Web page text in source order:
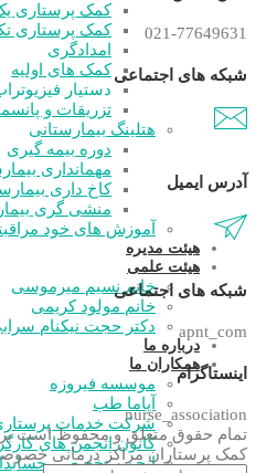
کمک پرستاری
کمک پرستاری
امدادگری
کمک های اولیه
دستیار
تزریقات و
هتلینگ بیمارستانی
دوره بیمه گیری
مهمانداری
کاخ داری
منشی گری
آموزش های خود
هیئت مدیره
هیئت علمی
خانم نسیم میرموسی
خانم مولود کریمی
دکتر حجت نیکنام
درباره ما
همکاران ما
موسسه فیروزه
آپاما طب
شرکت خدمات
کانون انجمن های
انجمن تخصصی
021-77649631
شبکه های اجتماعی
آدرس ایمیل
شبکه های اجتماعی
apnt_com
اینستاگرام
nurse_association
تمام حقوق متعلق و محفوظ است
کمک پرستاران مراکز درمانی